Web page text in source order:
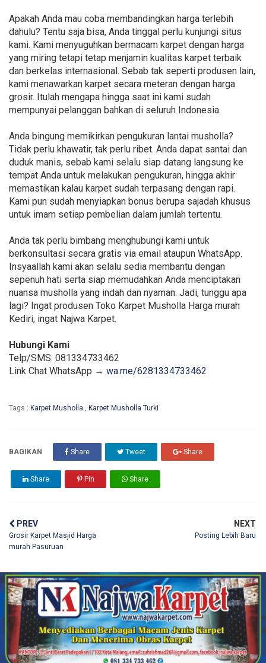
Apakah Anda mau coba membandingkan harga terlebih
dahulu? Tentu saja bisa, Anda tinggal perlu kunjungi situs
kami. Kami menyuguhkan bermacam karpet dengan harga
yang miring tetapi tetap menjamin kualitas karpet terbaik
dan berkelas internasional. Sebab tak seperti produsen lain,
kami menawarkan karpet secara meteran dengan harga
grosir. Itulah mengapa hingga saat ini kami sudah
mempunyai pelanggan bahkan di seluruh Indonesia.
Anda bingung memikirkan pengukuran lantai musholla?
Tidak perlu khawatir, tak perlu ribet. Anda dapat santai dan
duduk manis, sebab kami selalu siap datang langsung ke
tempat Anda untuk melakukan pengukuran, hingga akhir
memastikan kalau karpet sudah terpasang dengan rapi.
Kami pun sudah menyiapkan bonus berupa sajadah khusus
untuk imam setiap pembelian dalam jumlah tertentu.
Anda tak perlu bimbang menghubungi kami untuk
berkonsultasi secara gratis via email ataupun WhatsApp.
Insyaallah kami akan selalu sedia membantu dengan
sepenuh hati serta siap memudahkan Anda menciptakan
nuansa musholla yang indah dan nyaman. Jadi, tunggu apa
lagi? Ingat produsen Toko Karpet Musholla Harga murah
Kediri, ingat Najwa Karpet.
Hubungi Kami
Telp/SMS: 081334733462
Link Chat WhatsApp → wa.me/6281334733462
Tags : Karpet Musholla , Karpet Musholla Turki
BAGIKAN Share Tweet Share
Share Pin Share
PREV
Grosir Karpet Masjid Harga
murah Pasuruan
NEXT
Posting Lebih Baru